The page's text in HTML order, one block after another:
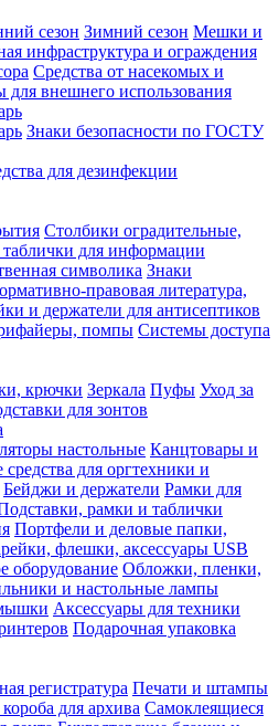
сезон Зимний сезон Мешки и
инфраструктура и ограждения
Средства от насекомых и
для внешнего использования
Знаки безопасности по ГОСТУ
для дезинфекции
Столбики оградительные,
для информации
символика Знаки
правовая литература,
и держатели для антисептиков
помпы Системы доступа
крючки Зеркала Пуфы Уход за
для зонтов
настольные Канцтовары и
для оргтехники и
Бейджи и держатели Рамки для
рамки и таблички
Портфели и деловые папки,
флешки, аксессуары USB
оборудование Обложки, пленки,
и настольные лампы
Аксессуары для техники
Подарочная упаковка
регистратура Печати и штампы
для архива Самоклеящиеся